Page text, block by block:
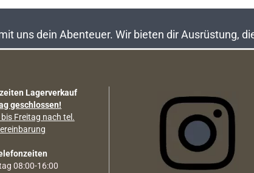
uns dein Abenteuer. Wir bieten dir Ausrüstung,
Lagerverkauf
geschlossen!
Freitag nach tel.
08:00-16:00